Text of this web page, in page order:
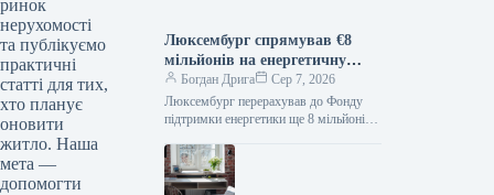
ринок
нерухомості
та публікуємо
практичні
статті для тих,
хто планує
оновити
житло. Наша
мета —
допомогти
Люксембург спрямував €8
мільйонів на енергетичну
підтримку України
Богдан Дрига
Сер 7, 2026
Люксембург перерахував до Фонду
підтримки енергетики ще 8 мільйонів
Люксембургу до Фонду підтримки
енергетики України сягнула…